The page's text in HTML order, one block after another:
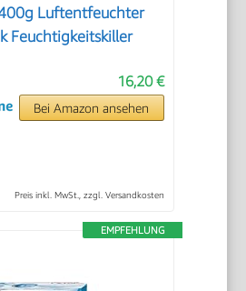
Luftentfeuchter
Feuchtigkeitskiller
16,20 €
Bei Amazon ansehen
Preis inkl. MwSt., zzgl. Versandkosten
EMPFEHLUNG